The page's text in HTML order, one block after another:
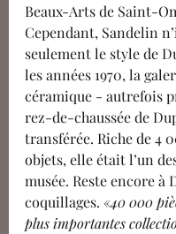
Beaux-Arts de Saint-
Cependant, Sandelin
seulement le style de
les années 1970, la
céramique - autrefois
rez-de-chaussée de
transférée. Riche de 4
objets, elle était l’un
musée. Reste encore à
coquillages. «40 000
plus importantes